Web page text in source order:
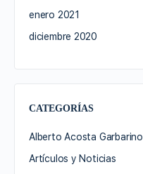
enero 2021
diciembre 2020
CATEGORÍAS
Alberto Acosta Garbarino
Artículos y Noticias